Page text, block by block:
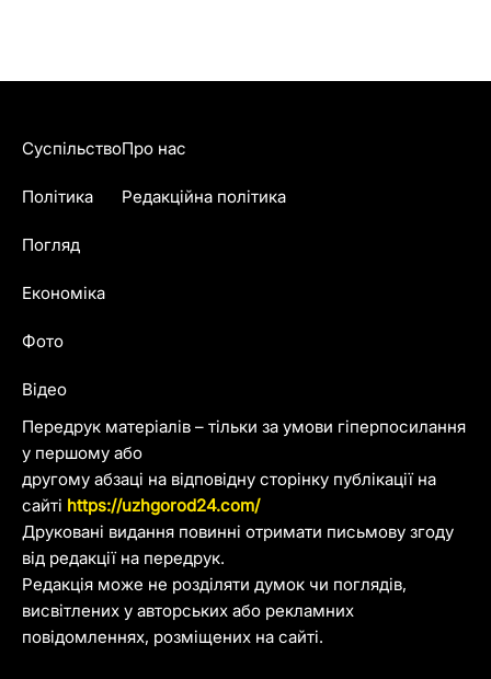
Передрук матеріалів – тільки за умови гіперпосилання
у першому або
другому абзаці на відповідну сторінку публікації на
сайті https://uzhgorod24.com/
Друковані видання повинні отримати письмову згоду
від редакції на передрук.
Редакція може не розділяти думок чи поглядів,
висвітлених у авторських або рекламних
повідомленнях, розміщених на сайті.
Суспільство
Політика
Погляд
Економіка
Фото
Відео
Про нас
Редакційна політика